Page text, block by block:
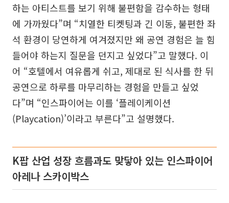
하는 아티스트를 보기 위해 불편함을 감수하는 형태
에 가까웠다”며 “치열한 티켓팅과 긴 이동, 불편한 좌
석 환경이 당연하게 여겨졌지만 왜 공연 경험은 늘 힘
들어야 하는지 질문을 던지고 싶었다”고 말했다. 이
어 “호텔에서 여유롭게 쉬고, 제대로 된 식사를 한 뒤
공연으로 하루를 마무리하는 경험을 만들고 싶었
다”며 “인스파이어는 이를 ‘플레이케이션
(Playcation)’이라고 부른다”고 설명했다.
K팝 산업 성장 흐름과도 맞닿아 있는 인스파이어
아레나 스카이박스